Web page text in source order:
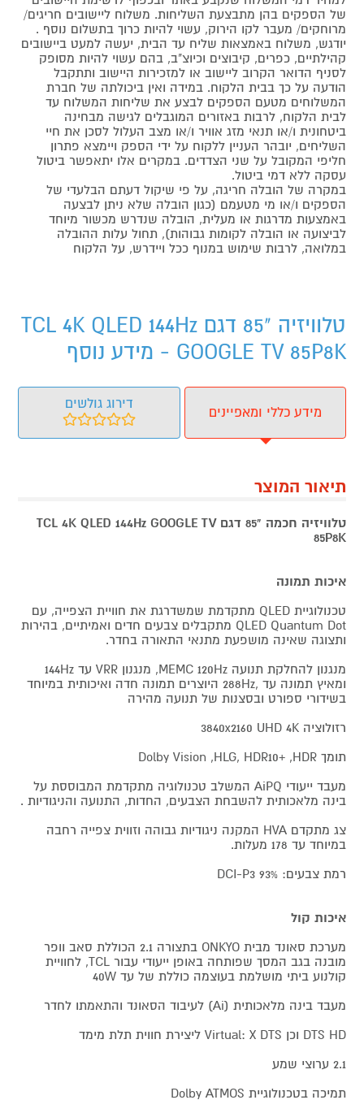
של הספקים בהן מתבצעת השליחות. משלוח ליישובים חריגים/
מרוחקים/ מעבר לקו הירוק, עשוי להיות כרוך בתשלום נוסף .
יודגש, משלוח באמצאות שליח עד הבית, יעשה למעט ביישובים
קהילתיים, כפרים, קיבוצים וכיוצ"ב, בהם עשוי להיות מסופק
לסניף הדואר הקרוב ליישוב או למזכירות היישוב ותתקבל
הודעה על כך בבית הלקוח. במידה ואין ביכולתה של חברת
המשלוחים מטעם הספקים לבצע את שליחות המשלוח עד
לבית הלקוח, לרבות באזורים המוגבלים לגישה מבחינה
ביטחונית ו/או תנאי מזג אוויר ו/או מצב העלול לסכן את חיי
השליחים, יובהר העניין ללקוח על ידי הספק ויימצא פתרון
חליפי המקובל על שני הצדדים. במקרים אלו יתאפשר ביטול
עסקה ללא דמי ביטול.
במקרה של הובלה חריגה, על פי שיקול דעתם הבלעדי של
הספקים ו/או מי מטעמם (כגון הובלה שלא ניתן לבצעה
באמצעות מדרגות או מעלית, הובלה שנדרש מכשור מיוחד
לביצועה או הובלה לקומות גבוהות), תחול עלות ההובלה
במלואה, לרבות שימוש במנוף ככל ויידרש, על הלקוח
טלוויזיה "85 דגם TCL 4K QLED 144Hz
GOOGLE TV 85P8K - מידע נוסף
מידע כללי ומאפיינים
דירוג גולשים
תיאור המוצר
טלוויזיה חכמה "85 דגם TCL 4K QLED 144Hz GOOGLE TV
85P8K
איכות תמונה
טכנולוגיית QLED מתקדמת שמשדרגת את חוויית הצפייה, עם
QLED Quantum Dot מתקבלים צבעים חדים ואמיתיים, בהירות
ותצוגה שאינה מושפעת מתנאי התאורה בחדר.
מנגנון להחלקת תנועה MEMC 120Hz, מנגנון VRR עד 144Hz
ומאיץ תמונה עד ,288Hz היוצרים תמונה חדה ואיכותית במיוחד
בשידורי ספורט ובסצנות של תנועה מהירה
רזולוציה 3840x2160 UHD 4K
תומך Dolby Vision ,HLG, HDR10+ ,HDR
מעבד ייעודי AiPQ המשלב טכנולוגיה מתקדמת המבוססת על
בינה מלאכותית להשבחת הצבעים, החדות, התנועה והניגודיות .
צג מתקדם HVA המקנה ניגודיות גבוהה וזווית צפייה רחבה
במיוחד עד 178 מעלות.
רמת צבעים: 93% DCI-P3
איכות קול
מערכת סאונד מבית ONKYO בתצורה 2.1 הכוללת סאב וופר
מובנה בגב המסך שפותחה באופן ייעודי עבור TCL, לחוויית
קולנוע ביתי מושלמת בעוצמה כוללת של עד 40W
מעבד בינה מלאכותית (Ai) לעיבוד הסאונד והתאמתו לחדר
DTS HD וכן Virtual: X DTS ליצירת חווית תלת מימד
2.1 ערוצי שמע
תמיכה בטכנולוגיית Dolby ATMOS